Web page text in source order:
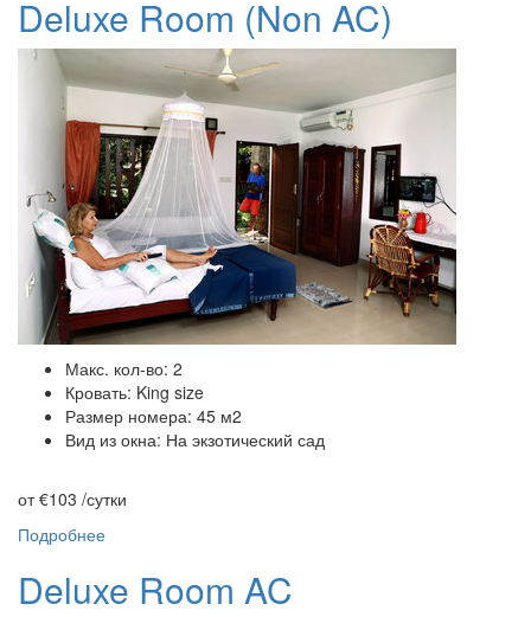
Deluxe Room (Non AC)
Макс. кол-во: 2
Кровать: King size
Размер номера: 45 м2
Вид из окна: На экзотический сад
от €103 /сутки
Подробнее
Deluxe Room AC